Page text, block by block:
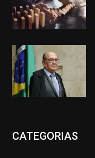
CATEGORIAS